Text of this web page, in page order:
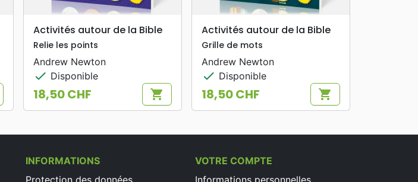
search APERÇU RAPIDE
Activités autour de la Bible
Relie les points
Andrew Newton
check Disponible
Prix
18,50 CHF shopping_cart
search APERÇU RAPIDE
Activités autour de la Bible
Grille de mots
Andrew Newton
check Disponible
Prix
18,50 CHF shopping_cart
INFORMATIONS
Protection des données
VOTRE COMPTE
Informations personnelles